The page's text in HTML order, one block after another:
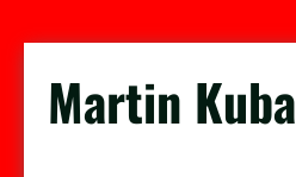
Martin Kuba